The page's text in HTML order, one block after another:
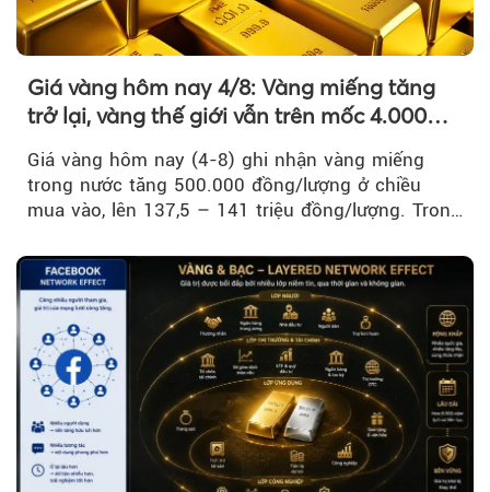
Giá vàng hôm nay 4/8: Vàng miếng tăng
trở lại, vàng thế giới vẫn trên mốc 4.000
Giá vàng hôm nay (4-8) ghi nhận vàng miếng
trong nước tăng 500.000 đồng/lượng ở chiều
mua vào, lên 137,5 – 141 triệu đồng/lượng. Trong
trì trên ngưỡng 4.000 USD/ounce.